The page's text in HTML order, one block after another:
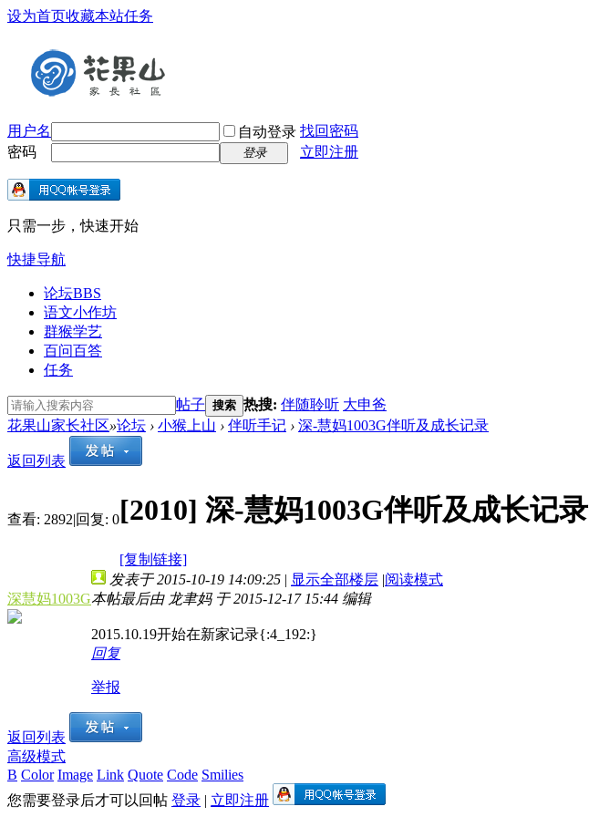
设为首页收藏本站任务
用户名 自动登录 找回密码
密码
登录 立即注册
只需一步，快速开始
快捷导航
论坛BBS
语文小作坊
群猴学艺
百问百答
任务
帖子 搜索 热搜: 伴随聆听 大申爸
花果山家长社区»论坛 › 小猴上山 › 伴听手记 › 深-慧妈1003G伴听及成长记录
返回列表
查看: 2892|回复: 0[2010] 深-慧妈1003G伴听及成长记录
[复制链接]
深慧妈1003G
发表于 2015-10-19 14:09:25 | 显示全部楼层 |阅读模式
本帖最后由 龙聿妈 于 2015-12-17 15:44 编辑
2015.10.19开始在新家记录{:4_192:}
回复
举报
返回列表
高级模式
B Color Image Link Quote Code Smilies
您需要登录后才可以回帖 登录 | 立即注册